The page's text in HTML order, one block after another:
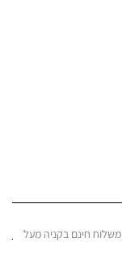
משלוח חינם בקניה מעל